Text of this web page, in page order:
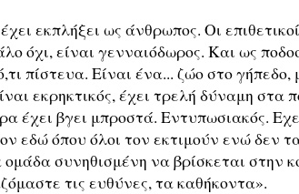
εκπλήξει ως άνθρωπος. Οι
όχι, είναι γενναιόδωρος. Και ως
πίστευα. Είναι ένα... ζώο στο γήπεδο,
εκρηκτικός, έχει τρελή δύναμη στα
έχει βγει μπροστά. Εντυπωσιακός.
εδώ όπου όλοι τον εκτιμούν ενώ δεν
συνηθισμένη να βρίσκεται στην
τις ευθύνες, τα καθήκοντα».